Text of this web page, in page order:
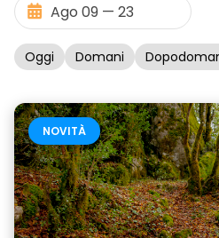
Oggi Domani
NOVITÀ